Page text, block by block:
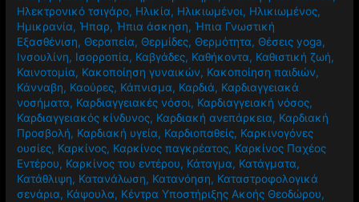
Ηλεκτρονικό τσιγάρο, Ηλικία, Ηλικιωμένοι, Ηλικιωμένος,
Ημικρανία, Ήπαρ, Ήπια άσκηση, Ήπια Γνωστική
Εξασθένιση, Θεραπεία, Θερμίδες, Θερμότητα, Θέσεις yoga,
Ινσουλίνη, Ισορροπία, Καβγάδες, Καθήκοντα, Καθιστική ζωή,
Καινοτομία, Κακοποίηση γυναικών, Κακοποίηση παιδιών,
Κάνναβη, Καούρες, Κάπνισμα, Καρδιά, Καρδιαγγειακά
νοσήματα, Καρδιαγγειακές νόσοι, Καρδιαγγειακή νόσος,
Καρδιαγγειακός κίνδυνος, Καρδιακή ανεπάρκεια, Καρδιακή
Προσβολή, Καρδιακή υγεία, Καρδιοπαθείς, Καρκινογόνες
ουσίες, Καρκίνος, Καρκίνος παγκρέατος, Καρκίνος Παχέος
Εντέρου, Καρκίνος του εντέρου, Κάταγμα, Κατάγματα,
Κατάθλιψη, Κατανάλωση, Κατανόηση, Καταστροφολογικά
σενάρια, Κάψουλα, Κέντρα Υποστήριξης Ακοής Θεοδώρου,